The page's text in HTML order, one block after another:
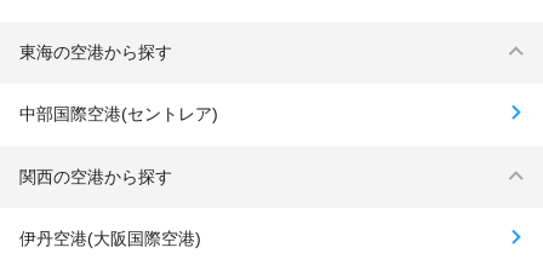
東海の空港から探す
中部国際空港(セントレア)
関西の空港から探す
伊丹空港(大阪国際空港)